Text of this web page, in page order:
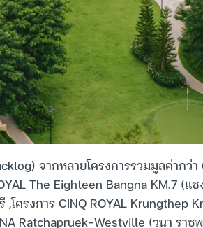
จากหลายโครงการรวมมูลค่าก
The Eighteen Bangna KM.7 (แ
โครงการ CINQ ROYAL Krungthep
Ratchapruek-Westville (วนา รา